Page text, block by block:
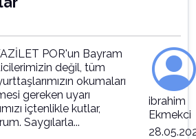
POR'un Bayram
okumaları
gereken uyarı
içtenlikle kutlar,
Saygılarla...
ibrahim
Ekmekci